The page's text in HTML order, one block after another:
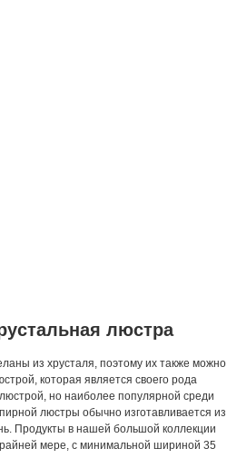
люстра
из хрусталя, поэтому их также можно
которая является своего рода
но наиболее популярной среди
люстры обычно изготавливается из
Продукты в нашей большой коллекции
мере, с минимальной шириной 35